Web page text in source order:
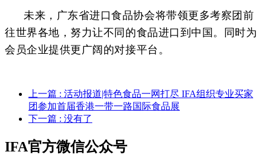
未来，广东省进口食品协会将带领更多考察团前
往世界各地，努力让不同的食品进口到中国。同时为
会员企业提供更广阔的对接平台。
上一篇 : 活动报道|特色食品一网打尽 IFA组织专业买家
团参加首届香港一带一路国际食品展
下一篇 : 没有了
IFA官方微信公众号